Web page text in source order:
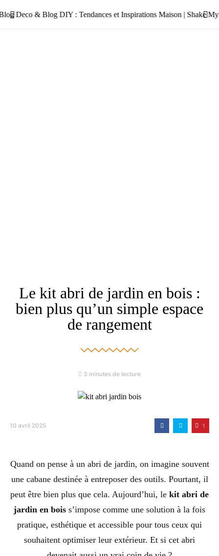
Le kit abri de jardin en bois :
bien plus qu’un simple espace
de rangement
3 minutes de lecture
10 avril 2025 1
Quand on pense à un abri de jardin, on imagine souvent
une cabane destinée à entreposer des outils. Pourtant, il
peut être bien plus que cela. Aujourd’hui, le kit abri de
jardin en bois s’impose comme une solution à la fois
pratique, esthétique et accessible pour tous ceux qui
souhaitent optimiser leur extérieur. Et si cet abri